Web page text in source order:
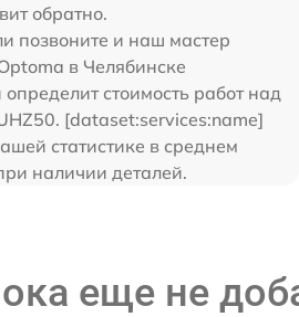
обратно.
позвоните и наш мастер
в Челябинске
стоимость работ над
[dataset:services:name]
статистике в среднем
наличии деталей.
еще не